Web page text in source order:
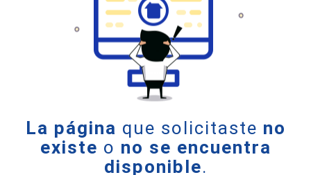
La página que solicitaste no
existe o no se encuentra
disponible.